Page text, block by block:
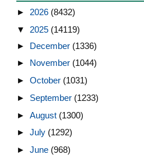
► 2026 (8432)
▼ 2025 (14119)
► December (1336)
► November (1044)
► October (1031)
► September (1233)
► August (1300)
► July (1292)
► June (968)